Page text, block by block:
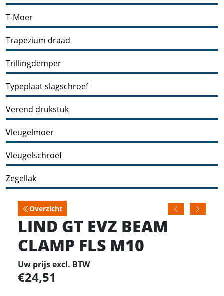
T-Moer
Trapezium draad
Trillingdemper
Typeplaat slagschroef
Verend drukstuk
Vleugelmoer
Vleugelschroef
Zegellak
Overzicht
LIND GT EVZ BEAM
CLAMP FLS M10
Uw prijs excl. BTW
24,51